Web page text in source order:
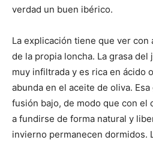
verdad un buen ibérico.
La explicación tiene que ver
de la propia loncha. La grasa del
muy infiltrada y es rica en ácido
abunda en el aceite de oliva.
fusión bajo, de modo que con el
a fundirse de forma natural y
invierno permanecen dormidos.